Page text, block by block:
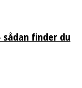
sådan finder du